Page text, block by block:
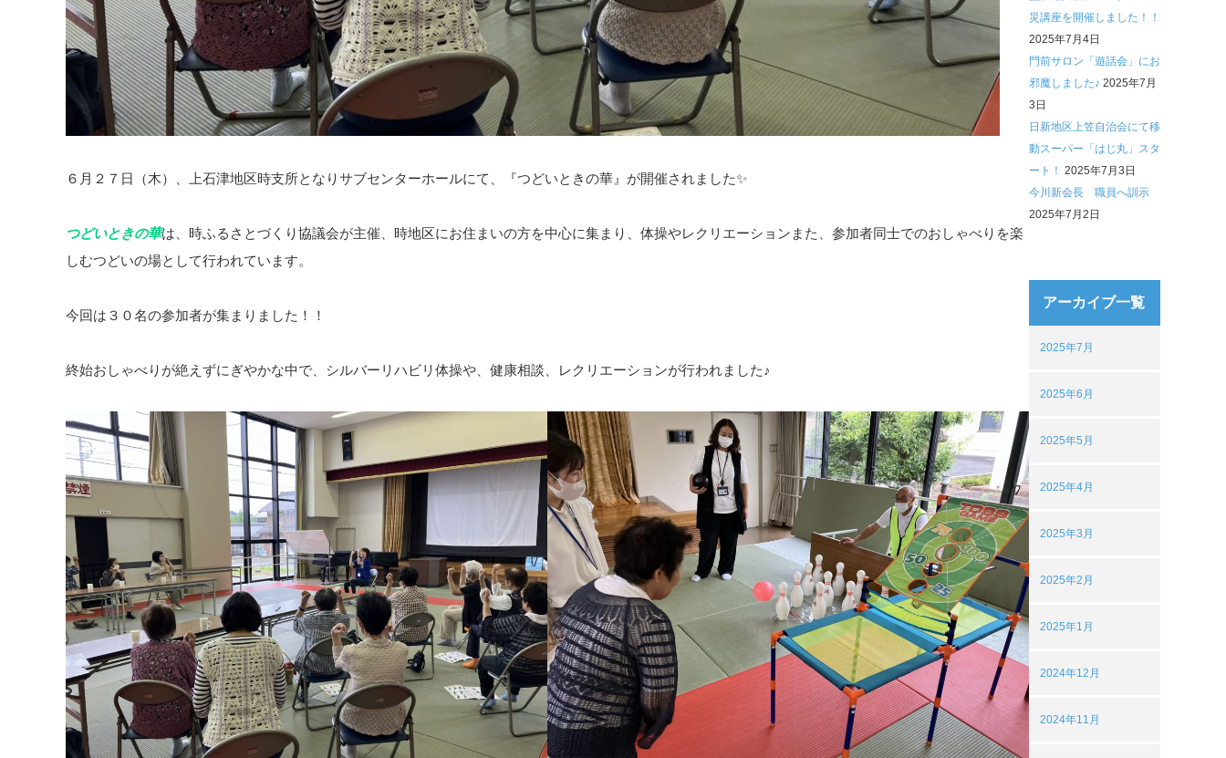
６月２７日（木）、上石津地区時支所となりサブセンターホールにて、『つどいときの華』が開催されました✨
つどいときの華は、時ふるさとづくり協議会が主催、時地区にお住まいの方を中心に集まり、体操やレクリエーションまた、参加者同士でのおしゃべりを楽
しむつどいの場として行われています。
今回は３０名の参加者が集まりました！！
終始おしゃべりが絶えずにぎやかな中で、シルバーリハビリ体操や、健康相談、レクリエーションが行われました♪
災講座を開催しました！！
2025年7月4日
門前サロン「遊話会」にお
邪魔しました♪ 2025年7月
3日
日新地区上笠自治会にて移
動スーパー「はじ丸」スタ
ート！ 2025年7月3日
今川新会長 職員へ訓示
2025年7月2日
アーカイブ一覧
2025年7月
2025年6月
2025年5月
2025年4月
2025年3月
2025年2月
2025年1月
2024年12月
2024年11月